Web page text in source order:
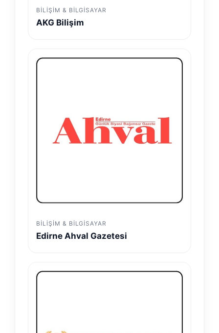
BILIŞIM & BILGISAYAR
AKG Bilişim
BILIŞIM & BILGISAYAR
Edirne Ahval Gazetesi